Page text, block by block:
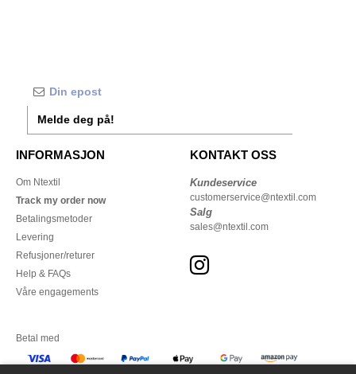
Melde deg på!
INFORMASJON
Om Ntextil
Track my order now
Betalingsmetoder
Levering
Refusjoner/returer
Help & FAQs
Våre engagements
KONTAKT OSS
Kundeservice
customerservice@ntextil.com
Salg
sales@ntextil.com
Betal med